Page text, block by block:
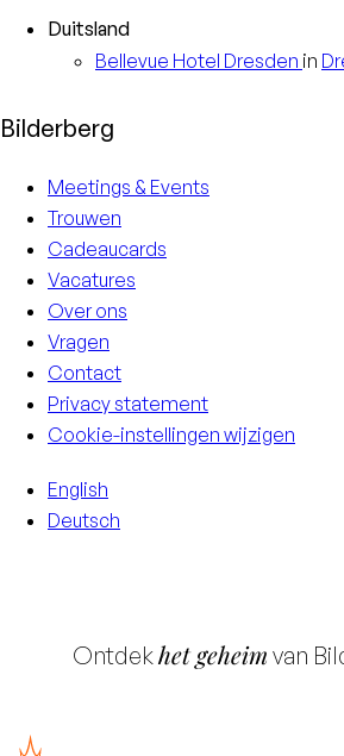
Duitsland
Bellevue Hotel Dresden in
Bilderberg
Meetings & Events
Trouwen
Cadeaucards
Vacatures
Over ons
Vragen
Contact
Privacy statement
Cookie-instellingen wijzigen
English
Deutsch
Ontdekhet geheim van